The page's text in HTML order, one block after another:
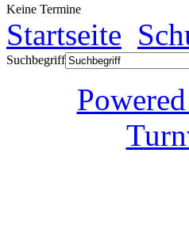
Keine Termine
Startseite
Suchbegriff